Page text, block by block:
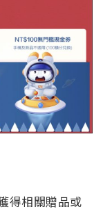
得相關贈品或